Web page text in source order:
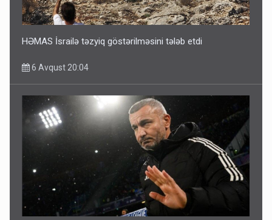
HƏMAS İsrailə təzyiq göstərilməsini tələb etdi
6 Avqust 20:04